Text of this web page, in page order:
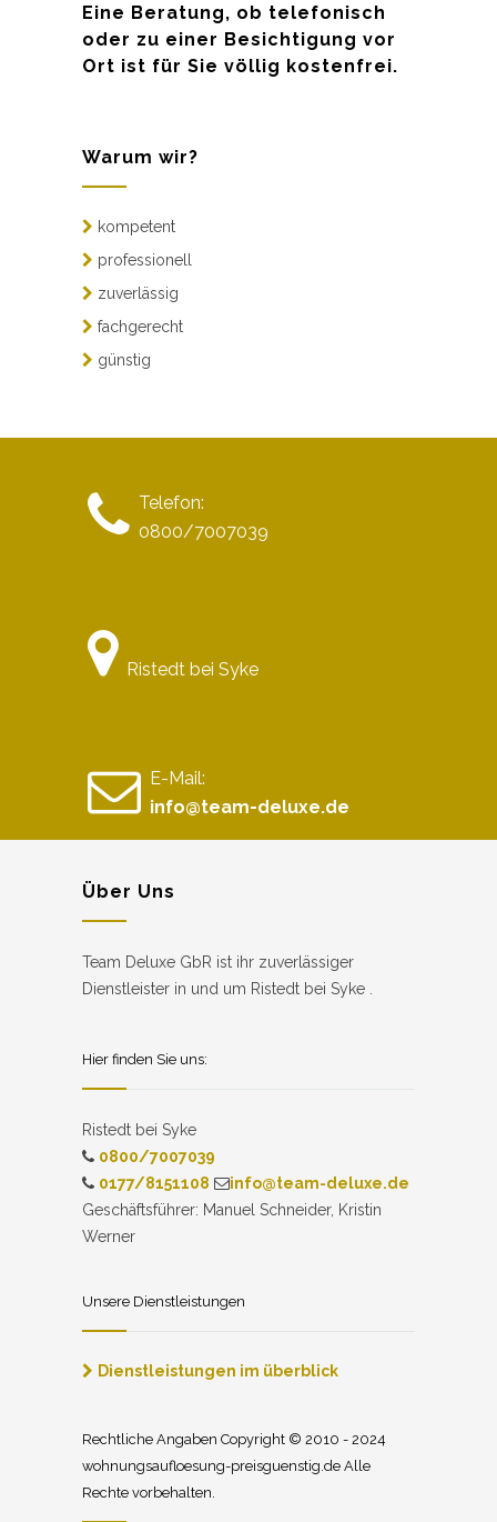
Eine Beratung, ob telefonisch
oder zu einer Besichtigung vor
Ort ist für Sie völlig kostenfrei.
Warum wir?
kompetent
professionell
zuverlässig
fachgerecht
günstig
Telefon:
0800/7007039
Ristedt bei Syke
E-Mail:
info@team-deluxe.de
Über Uns
Team Deluxe GbR ist ihr zuverlässiger
Dienstleister in und um Ristedt bei Syke .
Hier finden Sie uns:
Ristedt bei Syke
0800/7007039
0177/8151108
info@team-deluxe.de
Geschäftsführer: Manuel Schneider, Kristin
Werner
Unsere Dienstleistungen
Dienstleistungen im überblick
Rechtliche Angaben Copyright © 2010 - 2024
wohnungsaufloesung-preisguenstig.de Alle
Rechte vorbehalten.